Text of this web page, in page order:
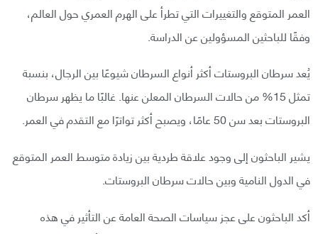
العمر المتوقع والتغييرات التي تطرأ على الهرم العمري حول العالم،
وفقًا للباحثين المسؤولين عن الدراسة.
يُعد سرطان البروستات أكثر أنواع السرطان شيوعًا بين الرجال، بنسبة
تمثل 15% من حالات السرطان المعلن عنها. غالبًا ما يظهر سرطان
البروستات بعد سن 50 عامًا، ويصبح أكثر تواترًا مع التقدم في العمر.
يشير الباحثون إلى وجود علاقة طردية بين زيادة متوسط العمر المتوقع
في الدول النامية وبين حالات سرطان البروستات.
أكد الباحثون على عجز سياسات الصحة العامة عن التأثير في هذه